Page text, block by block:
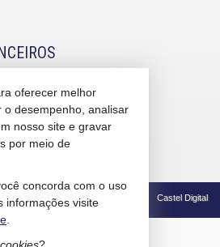
5,09
5,88
Política de Privacidade Castel Digital
oferecer melhor
o desempenho, analisar
nosso site e gravar
por meio de
concorda com o uso
informações visite